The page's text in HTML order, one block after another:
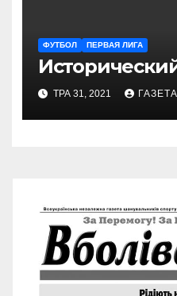
ФУТБОЛ ПЕРВАЯ ЛИГА
ТРА 31, 2021